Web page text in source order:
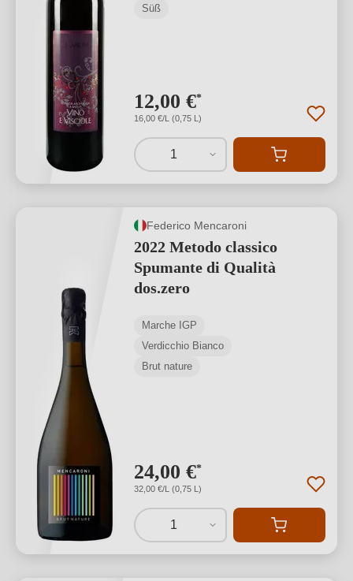
Süß
12,00 €*
16,00 €/L (0,75 L)
1
Federico Mencaroni
2022 Metodo classico
Spumante di Qualità
dos.zero
Marche IGP
Verdicchio Bianco
Brut nature
24,00 €*
32,00 €/L (0,75 L)
1